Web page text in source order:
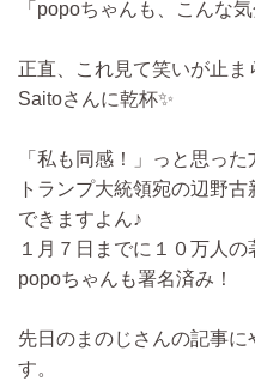
「popoちゃんも、こんな気
正直、これ見て笑いが止ま
Saitoさんに乾杯✨
「私も同感！」っと思った
トランプ大統領宛の辺野
できますよん♪
１月７日までに１０万人の
popoちゃんも署名済み！
先日のまのじさんの記事に
す。